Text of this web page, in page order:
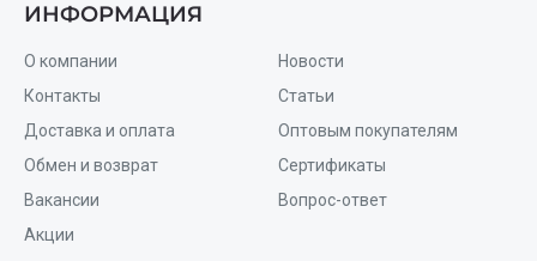
ИНФОРМАЦИЯ
О компании
Контакты
Доставка и оплата
Обмен и возврат
Вакансии
Акции
Новости
Статьи
Оптовым покупателям
Сертификаты
Вопрос-ответ